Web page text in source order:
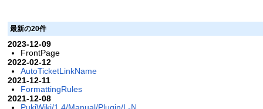
最新の20件
2023-12-09
FrontPage
2022-02-12
AutoTicketLinkName
2021-12-11
FormattingRules
2021-12-08